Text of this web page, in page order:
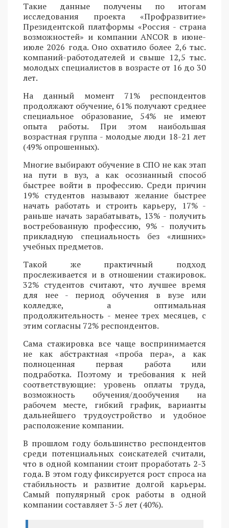
Такие данные получены по итогам
исследования проекта «Профразвитие»
Президентской платформы «Россия - страна
возможностей» и компании ANCOR в июне-
июле 2026 года. Оно охватило более 2,6 тыс.
компаний-работодателей и свыше 12,5 тыс.
молодых специалистов в возрасте от 16 до 30
лет.
На данный момент 71% респондентов
продолжают обучение, 61% получают среднее
специальное образование, 54% не имеют
опыта работы. При этом наибольшая
возрастная группа - молодые люди 18-21 лет
(49% опрошенных).
Многие выбирают обучение в СПО не как этап
на пути в вуз, а как осознанный способ
быстрее войти в профессию. Среди причин
19% студентов называют желание быстрее
начать работать и строить карьеру, 17% -
раньше начать зарабатывать, 13% - получить
востребованную профессию, 9% - получить
прикладную специальность без «лишних»
учебных предметов.
Такой же практичный подход
прослеживается и в отношении стажировок.
32% студентов считают, что лучшее время
для нее - период обучения в вузе или
колледже, а оптимальная
продолжительность - менее трех месяцев, с
этим согласны 72% респондентов.
Сама стажировка все чаще воспринимается
не как абстрактная «проба пера», а как
полноценная первая работа или
подработка. Поэтому и требования к ней
соответствующие: уровень оплаты труда,
возможность обучения/дообучения на
рабочем месте, гибкий график, варианты
дальнейшего трудоустройство и удобное
расположение компании.
В прошлом году большинство респондентов
среди потенциальных соискателей считали,
что в одной компании стоит проработать 2-3
года. В этом году фиксируется рост спроса на
стабильность и развитие долгой карьеры.
Самый популярный срок работы в одной
компании составляет 3-5 лет (40%).